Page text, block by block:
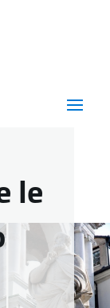
le